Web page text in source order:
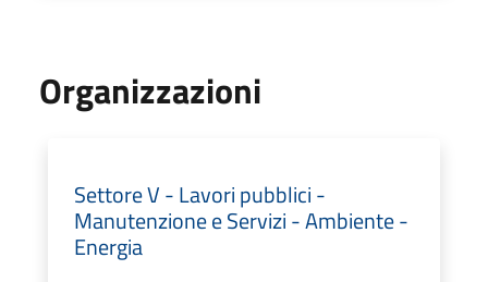
Organizzazioni
Settore V - Lavori pubblici -
Manutenzione e Servizi - Ambiente -
Energia